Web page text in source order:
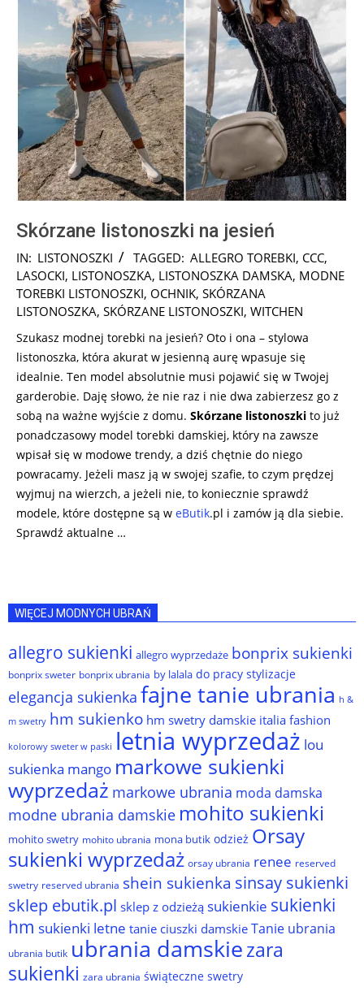
Skórzane listonoszki na jesień
2024-
11-
17
IN: LISTONOSZKI TAGGED: ALLEGRO TOREBKI, CCC,
LASOCKI, LISTONOSZKA, LISTONOSZKA DAMSKA, MODNE
TOREBKI LISTONOSZKI, OCHNIK, SKÓRZANA
LISTONOSZKA, SKÓRZANE LISTONOSZKI, WITCHEN
Szukasz modnej torebki na jesień? Oto i ona – stylowa
listonoszka, która akurat w jesienną aurę wpasuje się
idealnie. Ten model absolutnie musi pojawić się w Twojej
garderobie. Daję słowo, że nie raz i nie dwa zabierzesz go z
sobą na ważne wyjście z domu. Skórzane listonoszki to już
ponadczasowy model torebki damskiej, który na zawsze
wpisał się w modowe trendy, a dziś chętnie do niego
powracamy. Jeżeli masz ją w swojej szafie, to czym prędzej
wyjmuj na wierzch, a jeżeli nie, to koniecznie sprawdź
modele, które dostępne są w eButik.pl i zamów ją dla siebie.
Sprawdź aktualne …
WIĘCEJ MODNYCH UBRAŃ
allegro sukienki allegro wyprzedaże bonprix sukienki
bonprix sweter bonprix ubrania by lalala do pracy stylizacje
elegancja sukienka fajne tanie ubrania h &
m swetry hm sukienko hm swetry damskie italia fashion
kolorowy sweter w paski letnia wyprzedaż lou
sukienka mango markowe sukienki
wyprzedaż markowe ubrania moda damska
modne ubrania damskie mohito sukienki
mohito swetry mohito ubrania mona butik odzież Orsay
sukienki wyprzedaż orsay ubrania renee reserved
swetry reserved ubrania shein sukienka sinsay sukienki
sklep ebutik.pl sklep z odzieżą sukienkie sukienki
hm sukienki letne tanie ciuszki damskie Tanie ubrania
ubrania butik ubrania damskiezara
sukienki zara ubrania świąteczne swetry